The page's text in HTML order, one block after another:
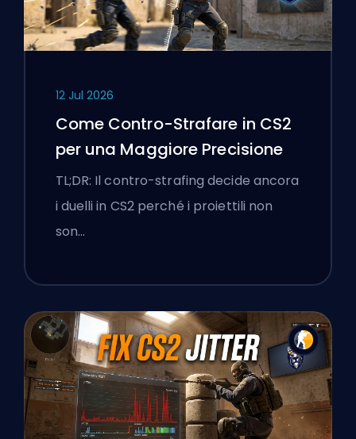
12 Jul 2026
Come Contro-Strafare in CS2
per una Maggiore Precisione
TL;DR: Il contro-strafing decide ancora
i duelli in CS2 perché i proiettili non
son…